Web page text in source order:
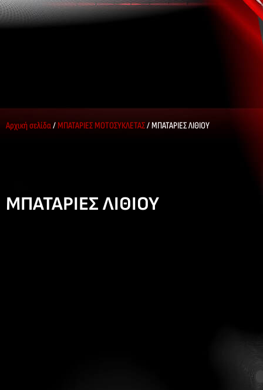
Αρχική σελίδα/ΜΠΑΤΑΡΙΕΣ ΜΟΤΟΣΥΚΛΕΤΑΣ/ ΜΠΑΤΑΡΙΕΣ ΛΙΘΙΟΥ
ΜΠΑΤΑΡΙΕΣ ΛΙΘΙΟΥ